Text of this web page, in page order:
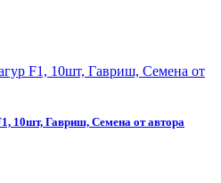
10шт, Гавриш, Семена от автора